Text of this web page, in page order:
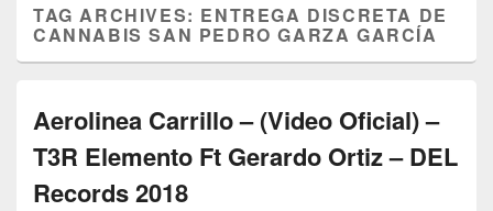
TAG ARCHIVES: ENTREGA DISCRETA DE
CANNABIS SAN PEDRO GARZA GARCÍA
Aerolinea Carrillo – (Video Oficial) –
T3R Elemento Ft Gerardo Ortiz – DEL
Records 2018